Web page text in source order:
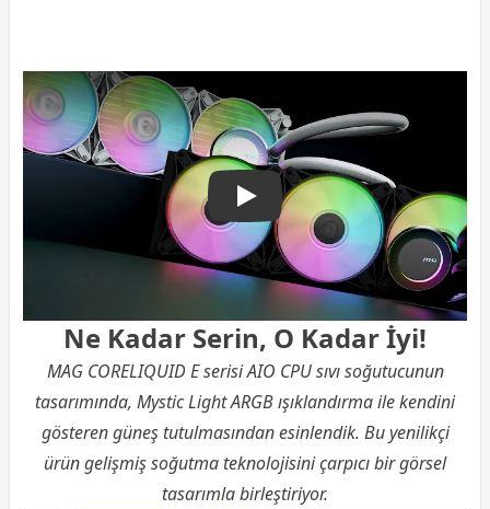
MSI MAG CoreLiquid
Ne Kadar Serin, O Kadar İyi!
MAG CORELIQUID E serisi AIO CPUsıvı soğutucunun
tasarımında, Mystic Light ARGB ışıklandırma ile kendini
gösteren güneş tutulmasından esinlendik. Bu yenilikçi
ürün gelişmiş soğutma teknolojisini çarpıcı bir görsel
tasarımla birleştiriyor.